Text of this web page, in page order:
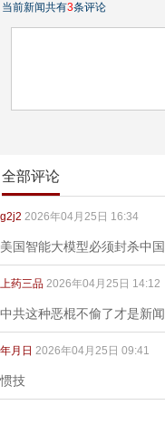
当前新闻共有3条评论
全部评论
g2j2 2026年04月25日 16:34
美国智能大模型必须封杀中
上药三品 2026年04月25日 14:12
中共这种恶棍不偷了才是新闻
年月日 2026年04月25日 09:41
惯技